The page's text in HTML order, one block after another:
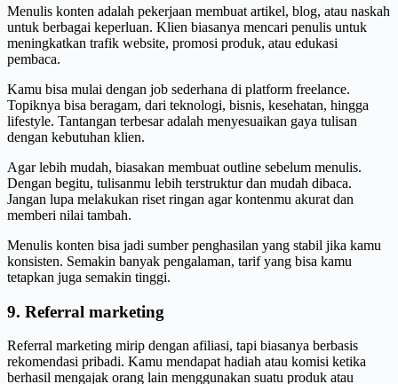
Menulis konten adalah pekerjaan membuat artikel, blog, atau naskah
untuk berbagai keperluan. Klien biasanya mencari penulis untuk
meningkatkan trafik website, promosi produk, atau edukasi
pembaca.
Kamu bisa mulai dengan job sederhana di platform freelance.
Topiknya bisa beragam, dari teknologi, bisnis, kesehatan, hingga
lifestyle. Tantangan terbesar adalah menyesuaikan gaya tulisan
dengan kebutuhan klien.
Agar lebih mudah, biasakan membuat outline sebelum menulis.
Dengan begitu, tulisanmu lebih terstruktur dan mudah dibaca.
Jangan lupa melakukan riset ringan agar kontenmu akurat dan
memberi nilai tambah.
Menulis konten bisa jadi sumber penghasilan yang stabil jika kamu
konsisten. Semakin banyak pengalaman, tarif yang bisa kamu
tetapkan juga semakin tinggi.
9. Referral marketing
Referral marketing mirip dengan afiliasi, tapi biasanya berbasis
rekomendasi pribadi. Kamu mendapat hadiah atau komisi ketika
berhasil mengajak orang lain menggunakan suatu produk atau